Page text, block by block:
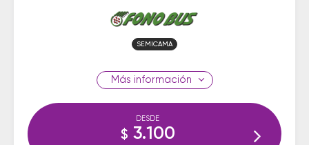
SEMICAMA
información
DESDE
$ 3.100